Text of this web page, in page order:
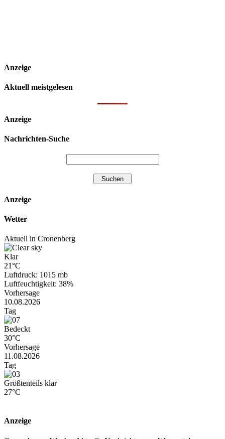
Anzeige
Aktuell meistgelesen
Anzeige
Nachrichten-Suche
Anzeige
Wetter
Aktuell in Cronenberg
Klar
21°C
Luftdruck: 1015 mb
Luftfeuchtigkeit: 38%
Vorhersage
10.08.2026
Tag
Bedeckt
30°C
Vorhersage
11.08.2026
Tag
Größtenteils klar
27°C
Anzeige